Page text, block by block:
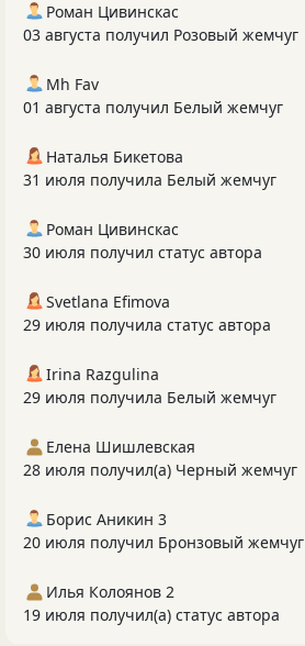
Роман Цивинскас
03 августа получил Розовый жемчуг
Mh Fav
01 августа получил Белый жемчуг
Наталья Бикетова
31 июля получила Белый жемчуг
Роман Цивинскас
30 июля получил статус автора
Svetlana Efimova
29 июля получила статус автора
Irina Razgulina
29 июля получила Белый жемчуг
Елена Шишлевская
28 июля получил(а) Черный жемчуг
Борис Аникин 3
20 июля получил Бронзовый жемчуг
Илья Колоянов 2
19 июля получил(а) статус автора